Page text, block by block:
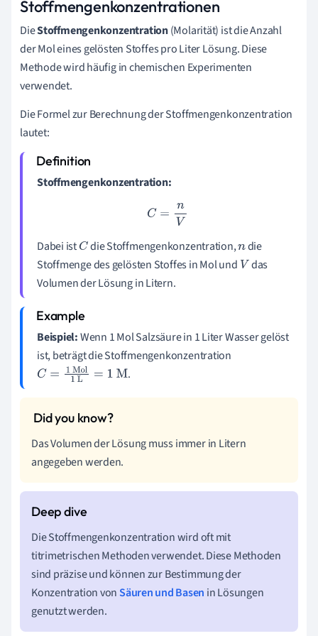
Stoffmengenkonzentrationen
DieStoffmengenkonzentration(Molarität) ist die Anzahl
der Mol eines gelösten Stoffes pro Liter Lösung. Diese
Methode wird häufig in chemischen Experimenten
verwendet.
Die Formel zur Berechnung der Stoffmengenkonzentration
lautet:
Stoffmengenkonzentration:
C=n V
Dabei istC die Stoffmengenkonzentration,ndie
Stoffmenge des gelösten Stoffes in Mol und V das
Volumen der Lösung in Litern.
Beispiel:Wenn 1 Mol Salzsäure in 1 Liter Wasser gelöst
ist, beträgt die Stoffmengenkonzentration
C= 1Mol1L= 1M .
Das Volumen der Lösung muss immer in Litern
angegeben werden.
Die Stoffmengenkonzentration wird oft mit
titrimetrischen Methoden verwendet. Diese Methoden
sind präzise und können zur Bestimmung der
Konzentration vonSäuren und Basen in Lösungen
genutzt werden.